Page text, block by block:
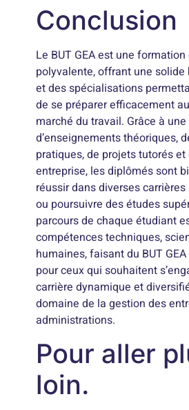
Conclusion
Le BUT GEA est une
polyvalente, offrant une solide
et des spécialisations
de se préparer efficacement
marché du travail. Grâce à
d’enseignements théoriques,
pratiques, de projets tutorés
entreprise, les diplômés sont
réussir dans diverses
ou poursuivre des études
parcours de chaque étudiant
compétences techniques,
humaines, faisant du BUT
pour ceux qui souhaitent
carrière dynamique et
domaine de la gestion des
administrations.
Pour aller
loin.